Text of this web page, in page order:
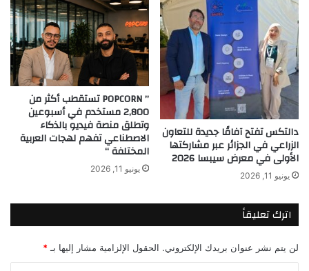
دالتكس تفتح آفاقًا جديدة للتعاون
الزراعي في الجزائر عبر مشاركتها
الأولى في معرض سيبسا 2026
يونيو 11, 2026
” POPCORN تستقطب أكثر من
2,800 مستخدم في أسبوعين
وتطلق منصة فيديو بالذكاء
الاصطناعي تفهم لهجات العربية
المختلفة “
يونيو 11, 2026
اترك تعليقاً
لن يتم نشر عنوان بريدك الإلكتروني. الحقول الإلزامية مشار إليها بـ *